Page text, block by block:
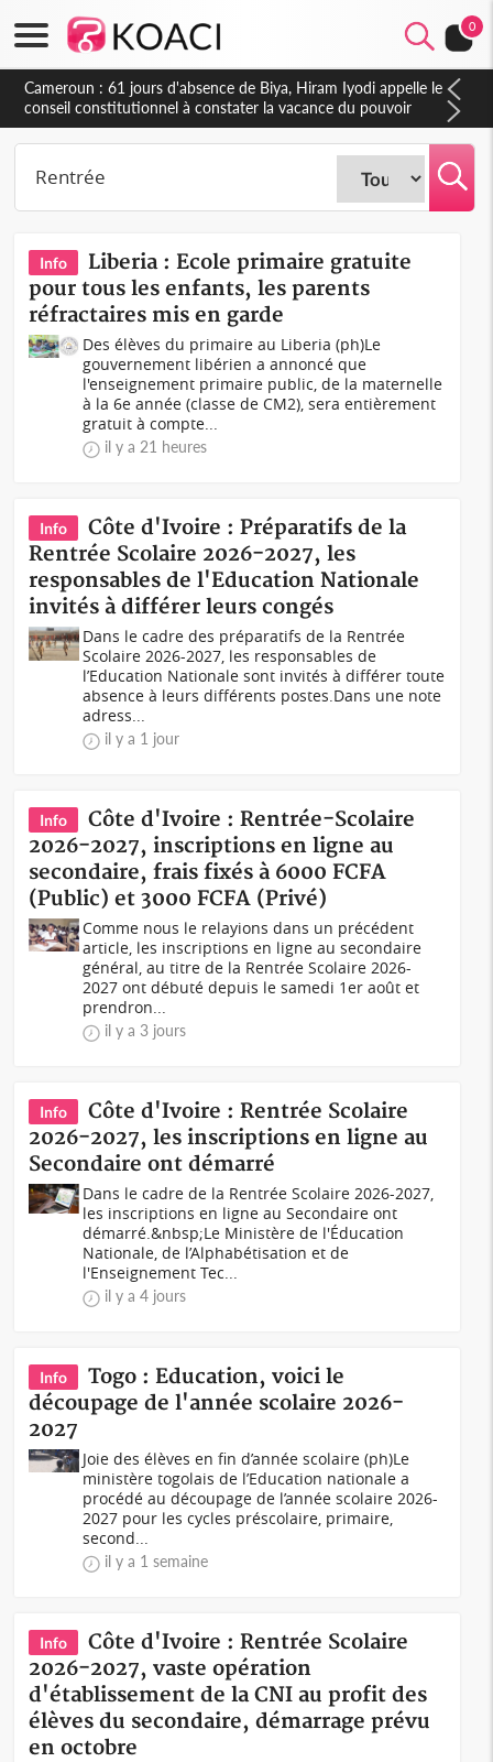
0
Côte d'Ivoire : Fin de la pagaille au PDCI-RDA, Lessiehi bannit
les mouvements sauvages
Info
Liberia : Ecole primaire gratuite
pour tous les enfants, les parents
réfractaires mis en garde
Des élèves du primaire au Liberia (ph)Le
gouvernement libérien a annoncé que
l'enseignement primaire public, de la maternelle
à la 6e année (classe de CM2), sera entièrement
gratuit à compte...
il y a 21 heures
Info
Côte d'Ivoire : Préparatifs de la
Rentrée Scolaire 2026-2027, les
responsables de l'Education Nationale
invités à différer leurs congés
Dans le cadre des préparatifs de la Rentrée
Scolaire 2026-2027, les responsables de
l’Education Nationale sont invités à différer toute
absence à leurs différents postes.Dans une note
adress...
il y a 1 jour
Info
Côte d'Ivoire : Rentrée-Scolaire
2026-2027, inscriptions en ligne au
secondaire, frais fixés à 6000 FCFA
(Public) et 3000 FCFA (Privé)
Comme nous le relayions dans un précédent
article, les inscriptions en ligne au secondaire
général, au titre de la Rentrée Scolaire 2026-
2027 ont débuté depuis le samedi 1er août et
prendron...
il y a 3 jours
Info
Côte d'Ivoire : Rentrée Scolaire
2026-2027, les inscriptions en ligne au
Secondaire ont démarré
Dans le cadre de la Rentrée Scolaire 2026-2027,
les inscriptions en ligne au Secondaire ont
démarré.&nbsp;Le Ministère de l'Éducation
Nationale, de l’Alphabétisation et de
l'Enseignement Tec...
il y a 4 jours
Info
Togo : Education, voici le
découpage de l'année scolaire 2026-
2027
Joie des élèves en fin d’année scolaire (ph)Le
ministère togolais de l’Education nationale a
procédé au découpage de l’année scolaire 2026-
2027 pour les cycles préscolaire, primaire,
second...
il y a 1 semaine
Info
Côte d'Ivoire : Rentrée Scolaire
2026-2027, vaste opération
d'établissement de la CNI au profit des
élèves du secondaire, démarrage prévu
en octobre